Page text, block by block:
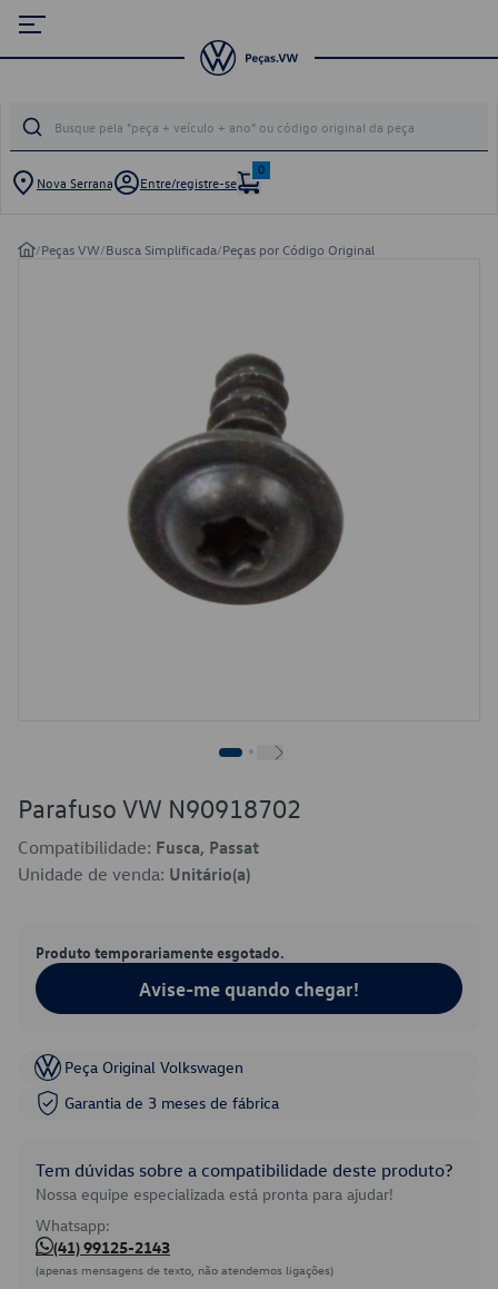
Nova Serrana Entre/registre-se
0
/Peças VW/Busca Simplificada/Peças por Código Original
Parafuso VW N90918702
Compatibilidade: Fusca, Passat
Unidade de venda: Unitário(a)
Produto temporariamente esgotado.
Avise-me quando chegar!
Peça Original Volkswagen
Garantia de 3 meses de fábrica
Tem dúvidas sobre a compatibilidade deste produto?
Nossa equipe especializada está pronta para ajudar!
Whatsapp:
(41) 99125-2143
(apenas mensagens de texto, não atendemos ligações)